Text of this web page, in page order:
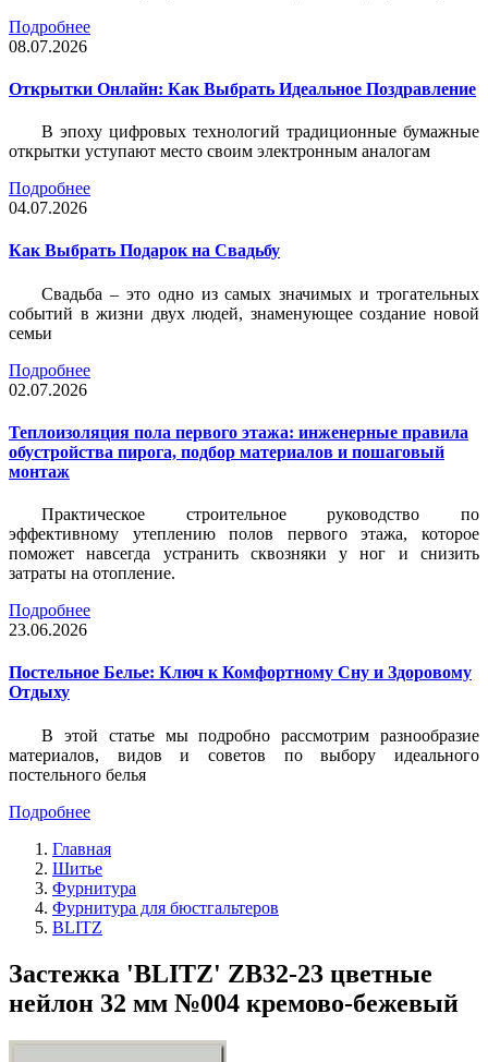
Подробнее
08.07.2026
Открытки Онлайн: Как Выбрать Идеальное Поздравление
В эпоху цифровых технологий традиционные бумажные
открытки уступают место своим электронным аналогам
Подробнее
04.07.2026
Как Выбрать Подарок на Свадьбу
Свадьба – это одно из самых значимых и трогательных
событий в жизни двух людей, знаменующее создание новой
семьи
Подробнее
02.07.2026
Теплоизоляция пола первого этажа: инженерные правила
обустройства пирога, подбор материалов и пошаговый
монтаж
Практическое строительное руководство по
эффективному утеплению полов первого этажа, которое
поможет навсегда устранить сквозняки у ног и снизить
затраты на отопление.
Подробнее
23.06.2026
Постельное Белье: Ключ к Комфортному Сну и Здоровому
Отдыху
В этой статье мы подробно рассмотрим разнообразие
материалов, видов и советов по выбору идеального
постельного белья
Подробнее
Главная
Шитье
Фурнитура
Фурнитура для бюстгальтеров
BLITZ
Застежка 'BLITZ' ZB32-23 цветные
нейлон 32 мм №004 кремово-бежевый